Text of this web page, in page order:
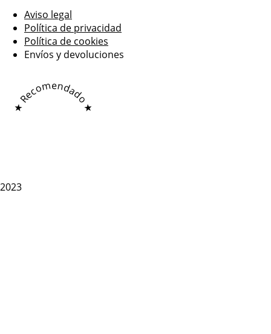
Aviso legal
Política de privacidad
Política de cookies
Envíos y devoluciones
★ Recomendado ★
2023